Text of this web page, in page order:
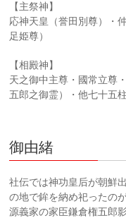
【主祭神】
応神天皇（誉田別尊）・
足姫尊）
【相殿神】
天之御中主尊・國常立尊
五郎之御霊）・他七十五柱
御由緒
社伝では神功皇后が朝鮮
の地で鉾を納め祀ったの
源義家の家臣鎌倉権五郎